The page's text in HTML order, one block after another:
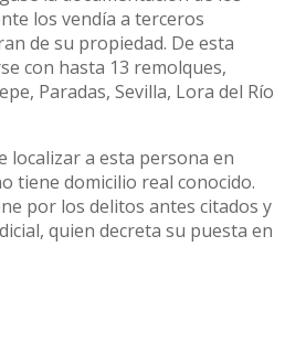
los vendía a terceros
de su propiedad. De esta
con hasta 13 remolques,
Paradas, Sevilla, Lora del Río
localizar a esta persona en
tiene domicilio real conocido.
por los delitos antes citados y
quien decreta su puesta en